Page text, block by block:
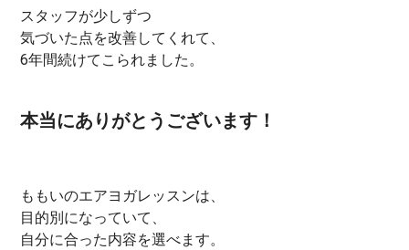
スタッフが少しずつ
気づいた点を改善してくれて、
6年間続けてこられました。
本当にありがとうございます！
ももいのエアヨガレッスンは、
目的別になっていて、
自分に合った内容を選べます。